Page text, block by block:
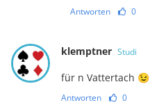
Antworten 0
klemptner Studi
für n Vattertach 😉
Antworten 0